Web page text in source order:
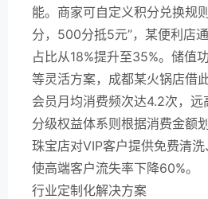
能。商家可自定义积分兑换规
分，500分抵5元”，某便利店
占比从18%提升至35%。储值
等灵活方案，成都某火锅店借
会员月均消费频次达4.2次，远
分级权益体系则根据消费金额
珠宝店对VIP客户提供免费清洗
使高端客户流失率下降60%。
行业定制化解决方案